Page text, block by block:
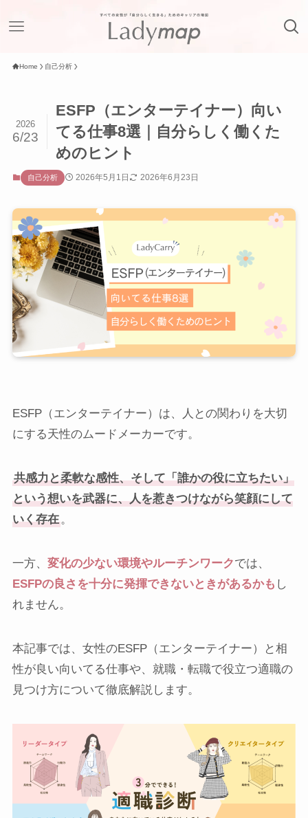
Home 自己分析
ESFP（エンターテイナー）向い
てる仕事8選｜自分らしく働くた
めのヒント
2026
6/23
自己分析 2026年5月1日 2026年6月23日
ESFP（エンターテイナー）は、人との関わりを大切
にする天性のムードメーカーです。
共感力と柔軟な感性、そして「誰かの役に立ちたい」
という想いを武器に、人を惹きつけながら笑顔にして
いく存在。
一方、 変化の少ない環境やルーチンワークでは、
ESFPの良さを十分に発揮できないときがあるかも し
れません。
本記事では、女性のESFP（エンターテイナー）と相
性が良い向いてる仕事や、就職・転職で役立つ適職の
見つけ方について徹底解説します。